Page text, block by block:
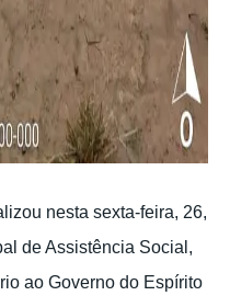
nesta sexta-feira, 26,
de Assistência Social,
ao Governo do Espírito